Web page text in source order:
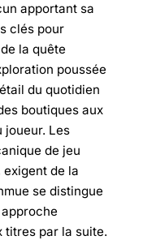
apportant sa
clés pour
la quête
poussée
du quotidien
boutiques aux
joueur. Les
de jeu
exigent de la
se distingue
titres par la suite.